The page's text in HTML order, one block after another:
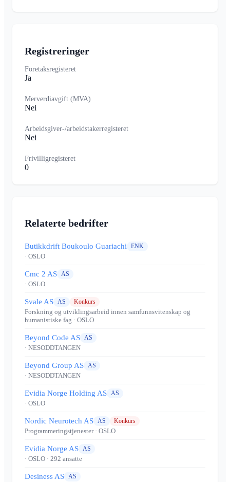
Registreringer
Foretaksregisteret
Ja
Merverdiavgift (MVA)
Nei
Arbeidsgiver-/arbeidstakerregisteret
Nei
Frivilligregisteret
0
Relaterte bedrifter
Butikkdrift Boukoulo Guariachi ENK
· OSLO
Cmc 2 AS AS
· OSLO
Svale AS AS Konkurs
Forskning og utviklingsarbeid innen samfunnsvitenskap og
humanistiske fag · OSLO
Beyond Code AS AS
· NESODDTANGEN
Beyond Group AS AS
· NESODDTANGEN
Evidia Norge Holding AS AS
· OSLO
Nordic Neurotech AS AS Konkurs
Programmeringstjenester· OSLO
Evidia Norge AS AS
· OSLO · 292 ansatte
Desiness AS AS